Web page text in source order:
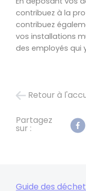
contribuez à la
contribuez
vos installations
des employés qui
Retour à
Partagez
sur :
Guide des